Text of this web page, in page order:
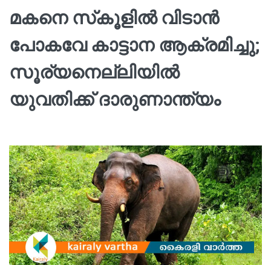
മകനെ സ്‌കൂളിൽ വിടാൻ
പോകവേ കാട്ടാന ആക്രമിച്ചു;
സൂര്യനെല്ലിയില്‍
യുവതിക്ക് ദാരുണാന്ത്യം